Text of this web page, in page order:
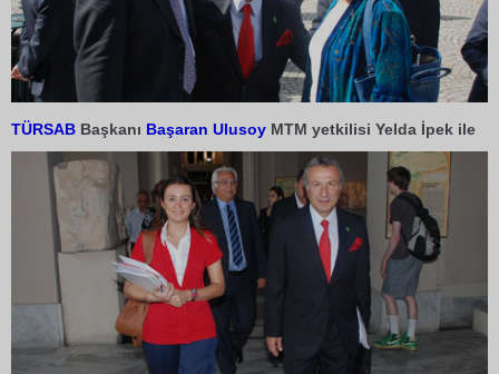
TÜRSAB Başkanı Başaran Ulusoy MTM yetkilisi Yelda İpek ile